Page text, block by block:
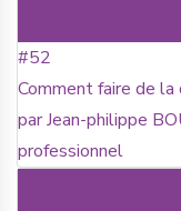
#52
Comment faire de
par Jean-philippe
professionnel